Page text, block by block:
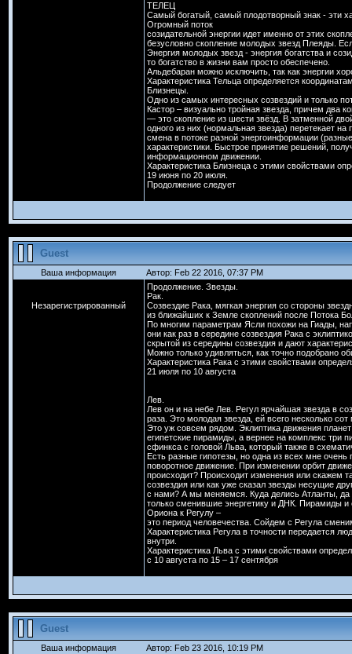
ТЕЛЕЦ
Самый богатый, самый плодотворный знак - эти
Огромный поток
созидательной энергии идет именно от этих
безусловно скопление молодых звезд Плеяды.
Энергия молодых звезд - энергия богатства и
то богатство в жизни вам просто обеспечено.
Альдебаран можно исключить, так как энергии
Характеристика Тельца определяется
Близнецы.
Одно из самых интересных созвездий и только
Кастор – визуально тройная звезда, причем два
— это скопление из шести звёзд. В затменной
одного из них (нормальная звезда) перетекает
смена в потоке разной энергоинформации
характеристики. Быстрое принятие решений,
информационном движении.
Характеристика Близнеца с этими свойствами
19 июня по 20 июля.
Продолжение следует
Guest
Ваша информация Автор: Feb 22 2016, 07:37 PM
Незарегистрированный
Продолжение. Звезды.
Рак.
Созвездие Рака, мягкая энергия со стороны
из ближайших к Земле скоплений после Потока
По многим параметрам Ясли похожи на Гиады,
они как раз в середине созвездия Рака с
скрытой из середины созвездия и дают
Можно только удивляться, как точно подобрано
Характеристика Рака с этими свойствами
21 июля по 10 августа
Лев.
Лев он и на небе Лев. Регул ярчайшая звезда в
раза. Это молодая звезда, ей всего несколько
Это уж совсем рядом. Эклиптика движения
египетские пирамиды, а вернее на комплекс
сфинкса с головой Льва, который также в
Есть разные гипотезы, но одна из всех мне
поворотное движение. При изменении орбит
происходит? Происходит изменения или скажем
созвездия или как уже сказал звезды несущие
с нами? А мы меняемся. Куда делись Атланты, да
только сменившие энергетику и ДНК. Пирамиды
Ориона к Регулу –
это период человечества. Сойдем с Регула
Характеристика Регула в точности передается
внутри.
Характеристика Льва с этими свойствами
с 10 августа по 15 – 17 сентября
Guest
Ваша информация Автор: Feb 23 2016, 10:19 PM